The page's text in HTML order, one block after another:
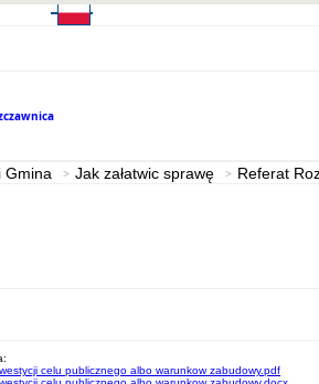
Gmina Jak załatwic sprawę Referat
celu publicznego albo warunkow zabudowy.pdf